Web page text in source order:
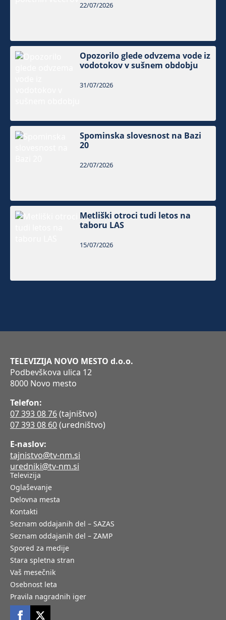
22/07/2026
Opozorilo glede odvzema vode iz
vodotokov v sušnem obdobju
31/07/2026
Spominska slovesnost na Bazi
20
22/07/2026
Metliški otroci tudi letos na
taboru LAS
15/07/2026
TELEVIZIJA NOVO MESTO d.o.o.
Podbevškova ulica 12
8000 Novo mesto
Telefon:
07 393 08 76(tajništvo)
07 393 08 60(uredništvo)
E-naslov:
tajnistvo@tv-nm.si
uredniki@tv-nm.si
Televizija
Oglaševanje
Delovna mesta
Kontakti
Seznam oddajanih del – SAZAS
Seznam oddajanih del – ZAMP
Spored za medije
Stara spletna stran
Vaš mesečnik
Osebnost leta
Pravila nagradnih iger